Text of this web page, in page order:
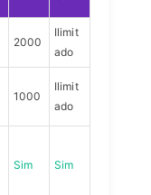
2000
Ilimit
ado
1000
Ilimit
ado
Sim Sim